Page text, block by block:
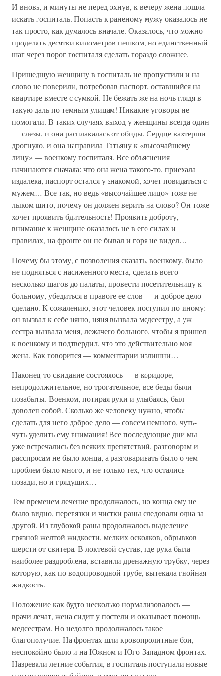
И вновь, и минуты не перед охнув, к вечеру жена пошла
искать госпиталь. Попасть к раненому мужу оказалось не
так просто, как думалось вначале. Оказалось, что можно
проделать десятки километров пешком, но единственный
шаг через порог госпиталя сделать гораздо сложнее.
Пришедшую женщину в госпиталь не пропустили и на
слово не поверили, потребовав паспорт, оставшийся на
квартире вместе с сумкой. Не бежать же на ночь глядя в
такую даль по темным улицам! Никакие уговоры не
помогали. В таких случаях выход у женщины всегда один
— слезы, и она расплакалась от обиды. Сердце вахтерши
дрогнуло, и она направила Татьяну к «высочайшему
лицу» — военкому госпиталя. Все объяснения
начинаются сначала: что она жена такого-то, приехала
издалека, паспорт остался у знакомой, хочет повидаться с
мужем… Все так, но ведь «высочайшее лицо» тоже не
лыком шито, почему он должен верить на слово? Он тоже
хочет проявить бдительность! Проявить доброту,
внимание к женщине оказалось не в его силах и
правилах, на фронте он не бывал и горя не видел…
Почему бы этому, с позволения сказать, военкому, было
не подняться с насиженного места, сделать всего
несколько шагов до палаты, провести посетительницу к
больному, убедиться в правоте ее слов — и доброе дело
сделано. К сожалению, этот человек поступил по-иному:
он вызвал к себе няню, няня вызвала медсестру, а уж
сестра вызвала меня, лежачего больного, чтобы я пришел
к военкому и подтвердил, что это действительно моя
жена. Как говорится — комментарии излишни…
Наконец-то свидание состоялось — в коридоре,
непродолжительное, но трогательное, все беды были
позабыты. Военком, потирая руки и улыбаясь, был
доволен собой. Сколько же человеку нужно, чтобы
сделать для него доброе дело — совсем немного, чуть-
чуть уделить ему внимания! Все последующие дни мы
уже встречались без всяких препятствий, разговорам и
расспросам не было конца, а разговаривать было о чем —
проблем было много, и не только тех, что остались
позади, но и грядущих…
Тем временем лечение продолжалось, но конца ему не
было видно, перевязки и чистки раны следовали одна за
другой. Из глубокой раны продолжалось выделение
грязной желтой жидкости, мелких осколков, обрывков
шерсти от свитера. В локтевой сустав, где рука была
наиболее раздроблена, вставили дренажную трубку, через
которую, как по водопроводной трубе, вытекала гнойная
жидкость.
Положение как будто несколько нормализовалось —
врачи лечат, жена сидит у постели и оказывает помощь
медсестрам. Но недолго продолжалось такое
благополучие. На фронтах шли кровопролитные бои,
неспокойно было и на Южном и Юго-Западном фронтах.
Назревали летние события, в госпиталь поступали новые